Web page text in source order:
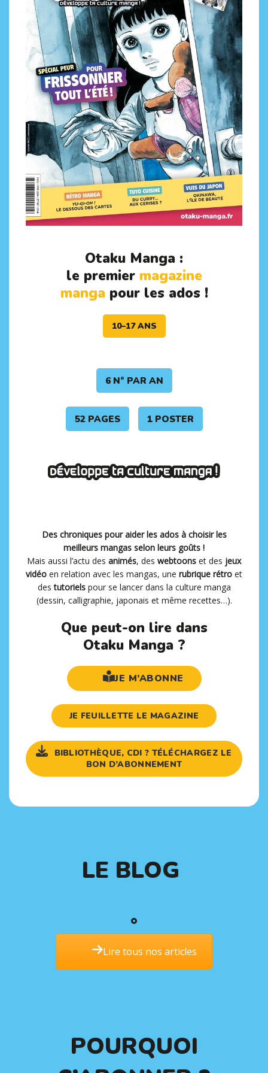
Otaku Manga :
le premier magazine
mangapour les ados !
10–17 ANS
6 N° PAR AN
52 PAGES 1 POSTER
Des chroniques pour aider les ados à choisir les
meilleurs mangas selon leurs goûts !
Mais aussi l’actu des animés, des webtoons et des jeux
vidéo en relation avec les mangas, une rubrique rétro et
destutorielspour se lancer dans la culture manga
(dessin, calligraphie, japonais et même recettes…).
Que peut-on lire dans
Otaku Manga ?
JE M’ABONNE
JE FEUILLETTE LE MAGAZINE
BIBLIOTHÈQUE, CDI ? TÉLÉCHARGEZ LE
BON D’ABONNEMENT
LE BLOG
Lire tous nos articles
POURQUOI